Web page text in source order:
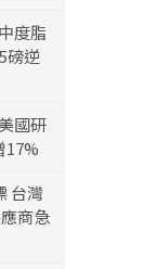
度脂
磅逆
國研
17%
台灣
商急